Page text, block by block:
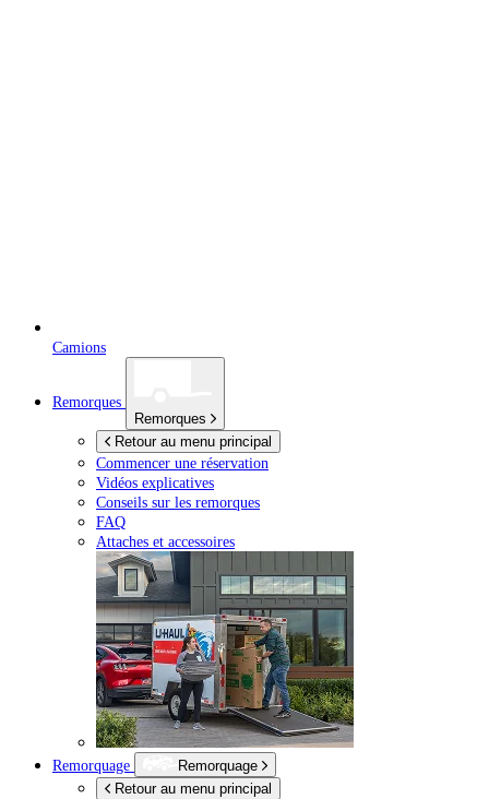
Camions
Remorques
Remorques
Retour au menu principal
Commencer une réservation
Vidéos explicatives
Conseils sur les remorques
FAQ
Attaches et accessoires
Remorquage
Remorquage
Retour au menu principal